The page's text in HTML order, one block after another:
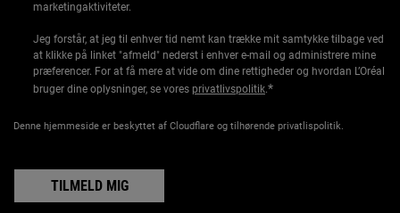
marketingaktiviteter.
Jeg forstår, at jeg til enhver tid nemt kan trække mit samtykke tilbage ved
at klikke på linket "afmeld" nederst i enhver e-mail og administrere mine
præferencer. For at få mere at vide om dine rettigheder og hvordan L’Oréal
bruger dine oplysninger, se vores privatlivspolitik.*
Denne hjemmeside er beskyttet af Cloudflare og tilhørende privatlispolitik.
TILMELD MIG